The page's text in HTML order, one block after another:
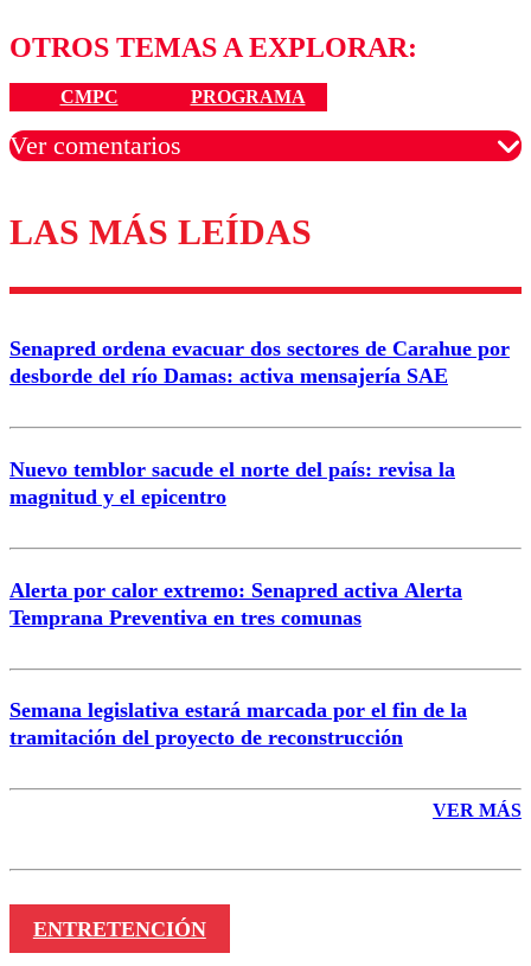
OTROS TEMAS A EXPLORAR:
CMPC PROGRAMA
Ver comentarios
Los comentarios son moderados para garantizar un
diálogo respetuoso.
Correo
LAS MÁS LEÍDAS
Senapred ordena evacuar dos sectores de Carahue por
desborde del río Damas: activa mensajería SAE
Nuevo temblor sacude el norte del país: revisa la
magnitud y el epicentro
Alerta por calor extremo: Senapred activa Alerta
Temprana Preventiva en tres comunas
Semana legislativa estará marcada por el fin de la
tramitación del proyecto de reconstrucción
VER MÁS
ENTRETENCIÓN